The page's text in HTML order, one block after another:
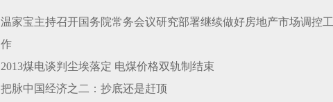
温家宝主持召开国务院常务会议研究部署继续做好房地产市场调控工
作
2013煤电谈判尘埃落定 电煤价格双轨制结束
把脉中国经济之二：抄底还是赶顶